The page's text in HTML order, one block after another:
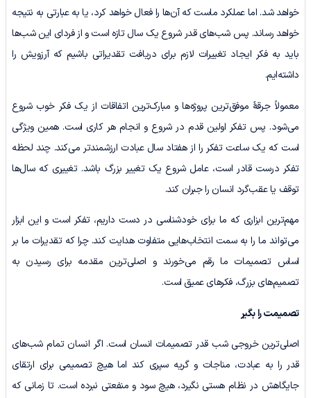
خواهد شد. اما عملکرد ماست که آن‌ها را فعال خواهد کرد، یا به عبارتی به نتیجه
خواهد رساند. پس شب‌های قدر شروع یک سال تازه است و از فردای این شب‌ها
باید به فکر ایجاد تغییرات لازم برای دریافت تقدیراتی باشیم که آرزویش را
داشته‌ایم.
معمولاً جرقۀ موفق‌ترین پروژه‌ها و مبارک‌ترین اتفاقات از یک فکر خوب شروع
می‌شود. پس تفکر اولین قدم در شروع و انجام هر کاری است. همین ویژگی
است که یک ساعت تفکر را از هفتاد سال عبادت ارزشمندتر می‌کند. چند لحظه
تفکر درست قادر است، عامل شروع یک تغییر بزرگ باشد. تغییری که سال‌ها
توقف یا عقب‌گرد انسان را جبران کند.
مهم‌ترین ابزاری که ما برای خودشناسی در دست داریم، تفکر است و این ابزار
می‌تواند ما را به سمت انتخاب‌هایی متفاوت هدایت کند. چرا که تقدیرات ما بر
اساس تصمیمات ما رقم می‌خورند و اصلی‌ترین مقدمه برای رسیدن به
تصمیم‌های بزرگ، فکرهای عمیق است.
تصمیمت را بگیر
اصلی‌ترین خروجی شب قدر تصمیمات انسان است. اگر انسان تمام شب‌های
قدر را به عبادت، مناجات و گریه سپری کند اما هیچ تصمیمی برای ارتقای
جایگاهش در نظام هستی نگیرد، هیچ سود و منفعتی نبرده است. تا زمانی که